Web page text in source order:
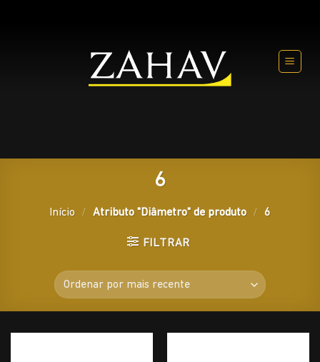
6
Início / Atributo "Diâmetro" de produto / 6
FILTRAR